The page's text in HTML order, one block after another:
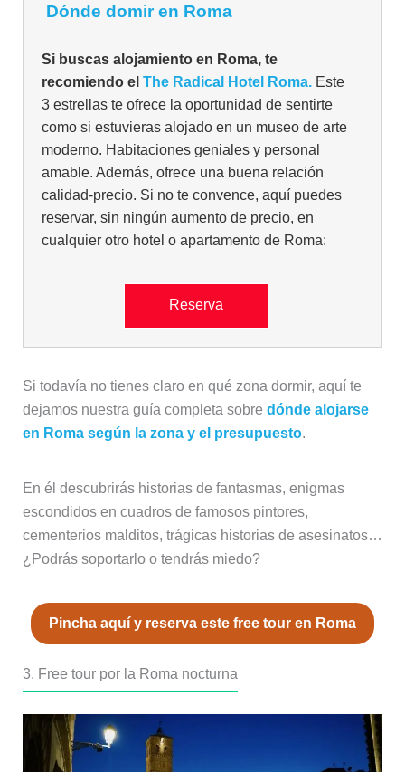
Dónde domir en Roma
Si buscas alojamiento en Roma, te
recomiendo el The Radical Hotel Roma.Este
3 estrellas te ofrece la oportunidad de sentirte
como si estuvieras alojado en un museo de arte
moderno. Habitaciones geniales y personal
amable. Además, ofrece una buena relación
calidad-precio. Si no te convence, aquí puedes
reservar, sin ningún aumento de precio, en
cualquier otro hotel o apartamento de Roma:
Reserva
Si todavía no tienes claro en qué zona dormir, aquí te
dejamos nuestra guía completa sobre dónde alojarse
en Roma según la zona y el presupuesto.
En él descubrirás historias de fantasmas, enigmas
escondidos en cuadros de famosos pintores,
cementerios malditos, trágicas historias de asesinatos…
¿Podrás soportarlo o tendrás miedo?
Pincha aquí y reserva este free tour en Roma
3. Free tour por la Roma nocturna